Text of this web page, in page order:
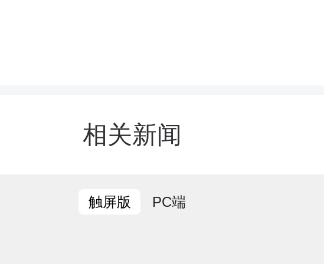
部手持扫帚、铁锹，带头清理公
红马甲，沿着溪流仔细打捞漂浮
相关新闻
触屏版 PC端